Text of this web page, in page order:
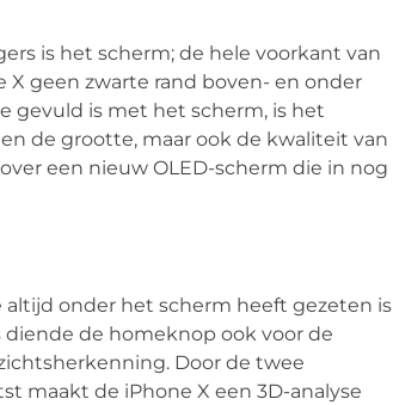
is het scherm; de hele voorkant van
X geen zwarte rand boven- en onder
gevuld is met het scherm, is het
de grootte, maar ook de kwaliteit van
een nieuw OLED-scherm die in nog
onder het scherm heeft gezeten is
diende de homeknop ook voor de
Door de twee
maakt de iPhone X een 3D-analyse